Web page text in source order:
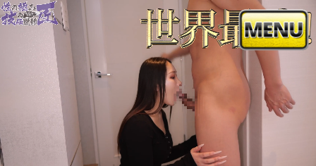
会員説明 グループ店
出勤 コース紹介